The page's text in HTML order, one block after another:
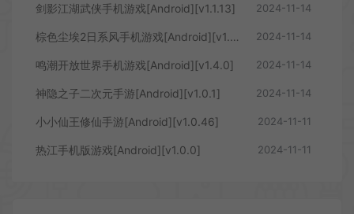
剑影江湖武侠手机游戏[Android][v1.1.13] 2024-11-14
棕色尘埃2日系风手机游戏[Android][v1.73.11] 2024-11-14
鸣潮开放世界手机游戏[Android][v1.4.0] 2024-11-14
神隐之子二次元手游[Android][v1.0.1] 2024-11-14
小小仙王修仙手游[Android][v1.0.46] 2024-11-11
热江手机版游戏[Android][v1.0.0] 2024-11-11